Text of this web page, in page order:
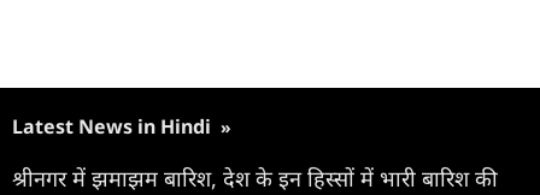
Latest News in Hindi »
श्रीनगर में झमाझम बारिश, देश के इन हिस्सों में भारी बारिश की